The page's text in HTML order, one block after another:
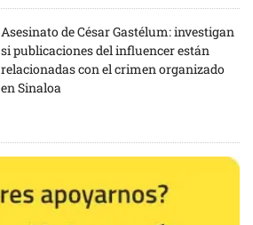
Asesinato de César Gastélum: investigan
si publicaciones del influencer están
relacionadas con el crimen organizado
en Sinaloa